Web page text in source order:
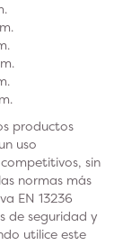
productos
uso
sin
normas más
EN 13236
de seguridad y
utilice este